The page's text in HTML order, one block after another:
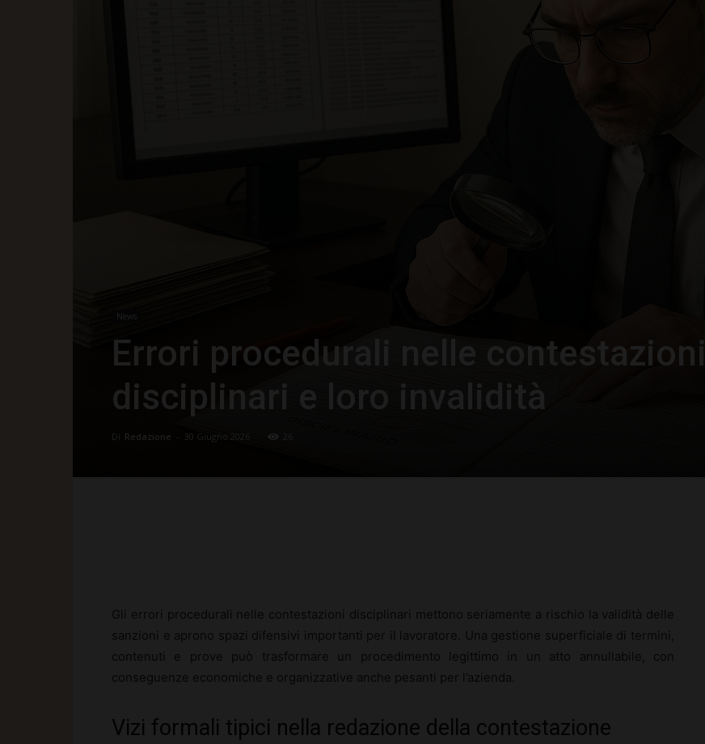
News
Errori procedurali nelle contestazioni
disciplinari e loro invalidità
Di Redazione 30 Giugno 2026
Gli errori procedurali nelle contestazioni disciplinari mettono seriamente a rischio la validità delle
sanzioni e aprono spazi difensivi importanti per il lavoratore. Una gestione superficiale di termini,
contenuti e prove può trasformare un procedimento legittimo in un atto annullabile, con
conseguenze economiche e organizzative anche pesanti per l’azienda.
Vizi formali tipici nella redazione della contestazione